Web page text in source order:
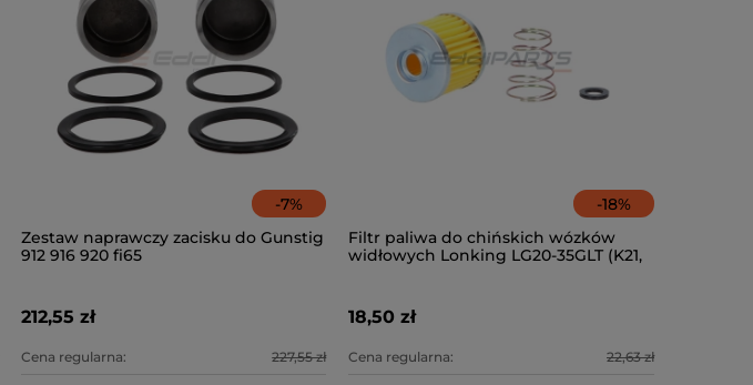
-7%
Zestaw naprawczy zacisku do Gunstig
912 916 920 fi65
212,55 zł
Cena regularna: 227,55 zł
-18%
Filtr paliwa do chińskich wózków
widłowych Lonking LG20-35GLT (K21,
18,50 zł
Cena regularna: 22,63 zł